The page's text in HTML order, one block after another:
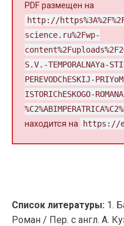
PDF размещен на
http://
science.ru%2Fwp-
S.V.-TEMPORALNAYa-
PEREVODChESKIJ-
ISTORIChESKOGO-
находится на
https://
Список литературы: 1.
Роман / Пер. с англ. А.